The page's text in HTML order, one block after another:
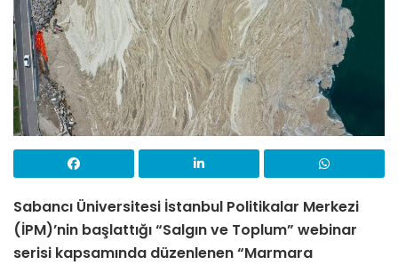
Sabancı Üniversitesi İstanbul Politikalar Merkezi
(İPM)’nin başlattığı “Salgın ve Toplum” webinar
serisi kapsamında düzenlenen “Marmara